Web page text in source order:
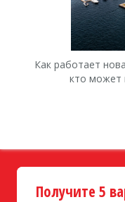
Как работает
кто может
Получите 5